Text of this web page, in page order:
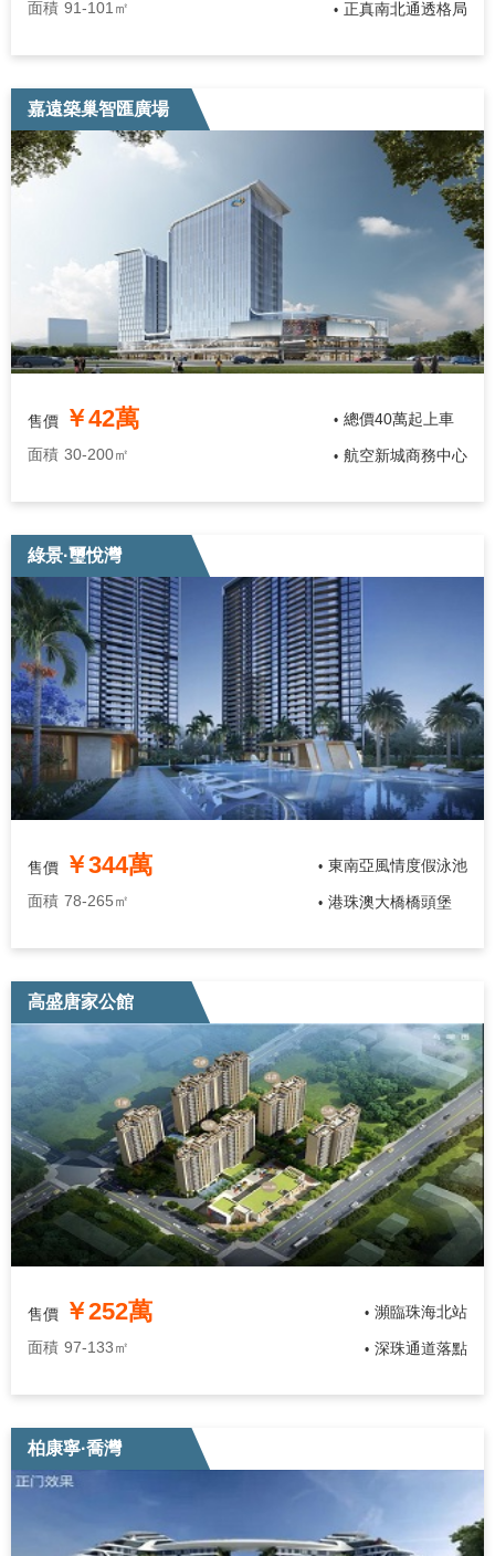
面積 91-101㎡ • 正真南北通透格局
嘉遠築巢智匯廣場
售價 ￥42萬
面積 30-200㎡
• 總價40萬起上車
• 航空新城商務中心
綠景·璽悅灣
售價 ￥344萬
面積 78-265㎡
• 東南亞風情度假泳池
• 港珠澳大橋橋頭堡
高盛唐家公館
售價 ￥252萬
面積 97-133㎡
• 瀕臨珠海北站
• 深珠通道落點
柏康寧·喬灣